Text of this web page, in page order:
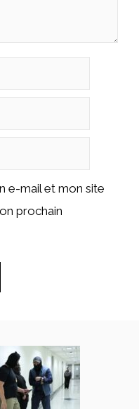
e-mail et mon site
prochain